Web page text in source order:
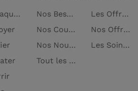
Démaquiller
Nos Best-seller
Nos Coups de cœur
Nos Nouveautés
Tout les produits
Les Offres spéciales
Nos Offres de l'été
Les Soins à petits prix